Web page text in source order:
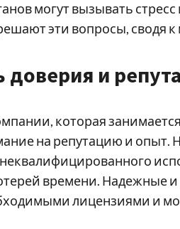
могут вызывать
эти вопросы, сводя
доверия и
которая
на репутацию и опыт.
неквалифицированного
времени. Надежные
лицензиями и